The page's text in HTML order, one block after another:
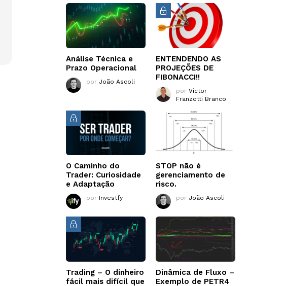
Análise Técnica e
Prazo Operacional
por João Ascoli
ENTENDENDO AS
PROJEÇÕES DE
FIBONACCI!!
por Victor
Franzotti Branco
O Caminho do
Trader: Curiosidade
e Adaptação
por Investfy
STOP não é
gerenciamento de
risco.
por João Ascoli
Trading – O dinheiro
fácil mais difícil que
Dinâmica de Fluxo –
Exemplo de PETR4